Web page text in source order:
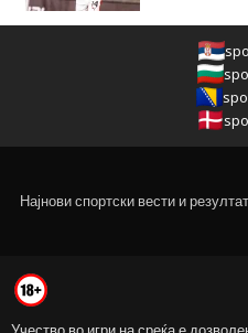
Најнови спортски вести и
Учество во игри на среќа е